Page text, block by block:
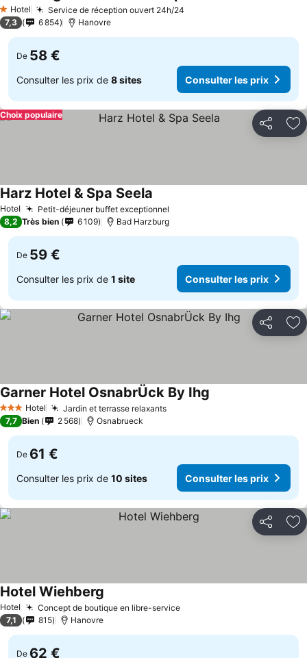
1 Étoiles
Hotel Service de réception ouvert 24h/24
7,3 6 854 Hanovre
De 58 €
Consulter les prix de 8 sites Consulter les prix
Partager
Choix populaire
Hotel Petit-déjeuner buffet exceptionnel
Harz Hotel & Spa Seela
8,2 Très bien 6 109 Bad Harzburg
De 59 €
Consulter les prix de 1 site Consulter les prix
Partager
3 ÉtoilesHotel Jardin et terrasse relaxants
Garner Hotel OsnabrÜck By Ihg
7,7 Bien 2 568 Osnabrueck
De 61 €
Consulter les prix de 10 sites Consulter les prix
Partager
Hotel Concept de boutique en libre-service
Hotel Wiehberg
7,1 815 Hanovre
De 62 €